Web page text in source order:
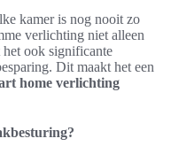
kamer is nog nooit zo
verlichting niet alleen
het ook significante
Dit maakt het een
home verlichting